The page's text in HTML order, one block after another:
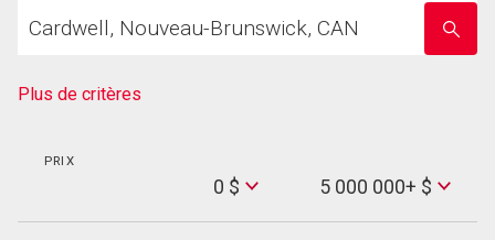
votre
nom
Plus de critères
PRIX
0 $
Max
Price
5 000 000+ $